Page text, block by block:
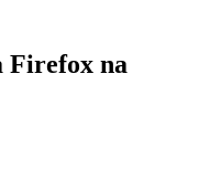
Firefox na